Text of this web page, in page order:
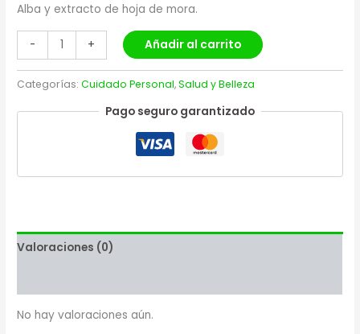
Alba y extracto de hoja de mora.
- + Añadir al carrito
Categorías:Cuidado Personal,Salud y Belleza
Pago seguro garantizado
Valoraciones (0)
No hay valoraciones aún.